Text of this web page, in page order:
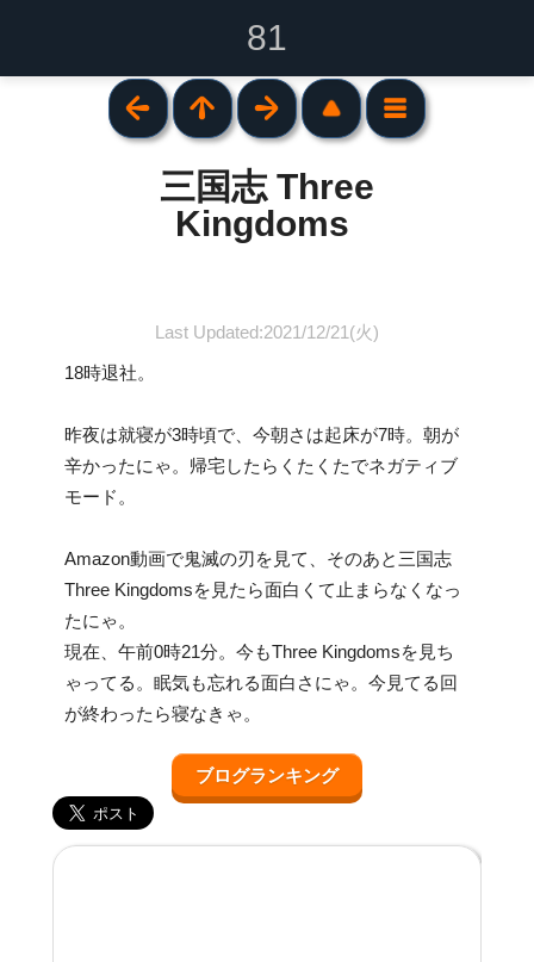
81
三国志 Three
Kingdoms
Last Updated:2021/12/21(火)
18時退社。
昨夜は就寝が3時頃で、今朝さは起床が7時。朝が
辛かったにゃ。帰宅したらくたくたでネガティブ
モード。
Amazon動画で鬼滅の刃を見て、そのあと三国志
Three Kingdomsを見たら面白くて止まらなくなっ
たにゃ。
現在、午前0時21分。今もThree Kingdomsを見ち
ゃってる。眠気も忘れる面白さにゃ。今見てる回
が終わったら寝なきゃ。
ブログランキング